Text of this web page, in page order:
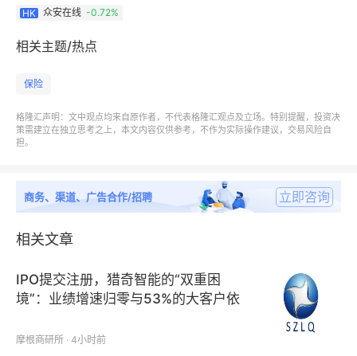
在理赔环节，自动化流程与反欺诈技术显著提升效率，
别到语义理解的跨越，超90%用户报案仅需一次性上
传材料，超50%案件实现全流程自动审核，超76%用
自主报案占比突破88.2%，超50%案件实现视频秒接秒
视秒赔，AI定损最快时长缩短至116秒，万元以下理赔
在客户服务环节，AI辅助下单个人工坐席可服务超10
万终端用户。在质量监控环节，全流程AI质检构建动态
这些效率指标的改善最终反映在经营成果上，2025年
承保综合成本率优化至95.8%，同比下降1.1个百分
HK 众安在线 -0.72%
相关主题/热点
保险
格隆汇声明：文中观点均来自原作者，不代表格隆汇观点及立场。特别提醒，投资决
策需建立在独立思考之上，本文内容仅供参考，不作为实际操作建议，交易风险自
担。
商务、渠道、广告合作/招聘 立即咨询
相关文章
IPO提交注册，猎奇智能的“双重困
境”：业绩增速归零与53%的大客户依
摩根商研所 · 4小时前